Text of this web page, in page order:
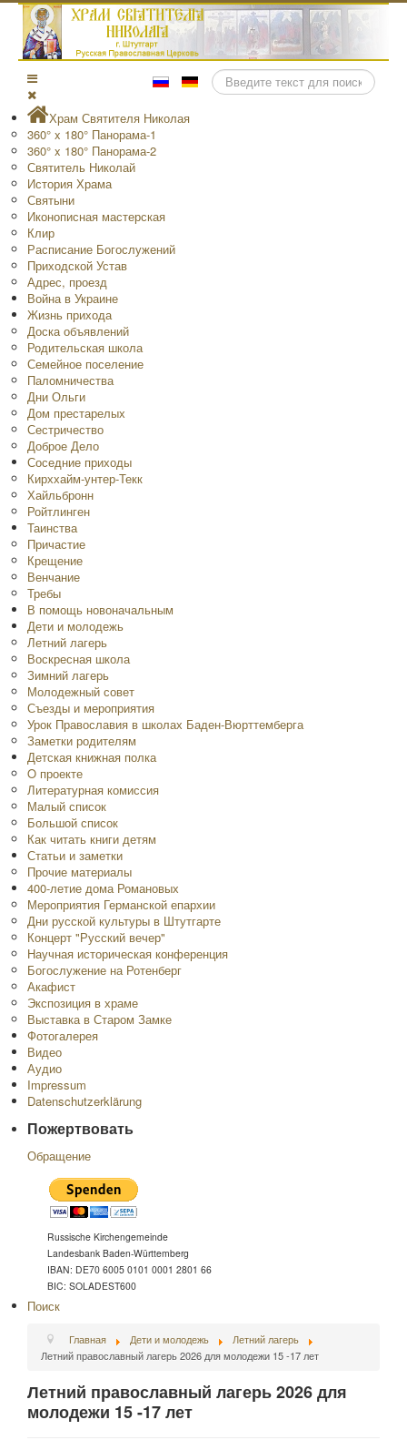
Поиск
Храм Святителя Николая
360° x 180° Панорама-1
360° x 180° Панорама-2
Святитель Николай
История Храма
Святыни
Иконописная мастерская
Клир
Расписание Богослужений
Приходской Устав
Адрес, проезд
Война в Украине
Жизнь прихода
Доска объявлений
Родительская школа
Семейное поселение
Паломничества
Дни Ольги
Дом престарелых
Сестричество
Доброе Дело
Соседние приходы
Кирххайм-унтер-Текк
Хайльбронн
Ройтлинген
Таинства
Причастие
Крещение
Венчание
Требы
В помощь новоначальным
Дети и молодежь
Летний лагерь
Воскресная школа
Зимний лагерь
Молодежный совет
Съезды и мероприятия
Урок Православия в школах Баден-Вюрттемберга
Заметки родителям
Детская книжная полка
O проекте
Литературная комиссия
Малый список
Большой список
Как читать книги детям
Статьи и заметки
Прочие материалы
400-летие дома Романовых
Мероприятия Германской епархии
Дни русской культуры в Штутгарте
Концерт "Русский вечер"
Научная историческая конференция
Богослужение на Ротенберг
Акафист
Экспозиция в храме
Выставка в Старом Замке
Фотогалерея
Видео
Аудио
Impressum
Datenschutzerklärung
Пожертвовать
Обращение
Russische Kirchengemeinde
Landesbank Baden-Württemberg
IBAN: DE70 6005 0101 0001 2801 66
BIC: SOLADEST600
Поиск
Главная Дети и молодежь
Летний лагерь
Летний православный лагерь 2026 для молодежи 15 -17 лет
Летний православный лагерь 2026 для
молодежи 15 -17 лет